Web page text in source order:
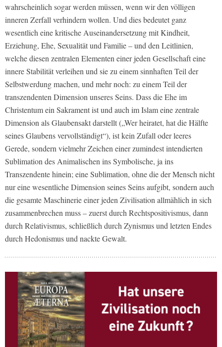
wahrscheinlich sogar werden müssen, wenn wir den völligen
inneren Zerfall verhindern wollen. Und dies bedeutet ganz
wesentlich eine kritische Auseinandersetzung mit Kindheit,
Erziehung, Ehe, Sexualität und Familie – und den Leitlinien,
welche diesen zentralen Elementen einer jeden Gesellschaft eine
innere Stabilität verleihen und sie zu einem sinnhaften Teil der
Selbstwerdung machen, und mehr noch: zu einem Teil der
transzendenten Dimension unseres Seins. Dass die Ehe im
Christentum ein Sakrament ist und auch im Islam eine zentrale
Dimension als Glaubensakt darstellt („Wer heiratet, hat die Hälfte
seines Glaubens vervollständigt“), ist kein Zufall oder leeres
Gerede, sondern vielmehr Zeichen einer zumindest intendierten
Sublimation des Animalischen ins Symbolische, ja ins
Transzendente hinein; eine Sublimation, ohne die der Mensch nicht
nur eine wesentliche Dimension seines Seins aufgibt, sondern auch
die gesamte Maschinerie einer jeden Zivilisation allmählich in sich
zusammenbrechen muss – zuerst durch Rechtspositivismus, dann
durch Relativismus, schließlich durch Zynismus und letzten Endes
durch Hedonismus und nackte Gewalt.